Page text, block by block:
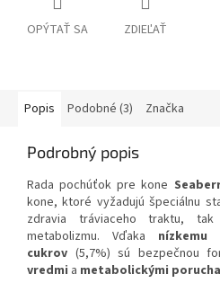
OPÝTAŤ SA ZDIEĽAŤ
Popis Podobné (3) Značka
Podrobný popis
Rada pochúťok pre kone
kone, ktoré vyžadujú špeciálnu
zdravia tráviaceho traktu, tak
metabolizmu. Vďaka nízkemu
cukrov (5,7%) sú bezpečnou
vredmi a metabolickými